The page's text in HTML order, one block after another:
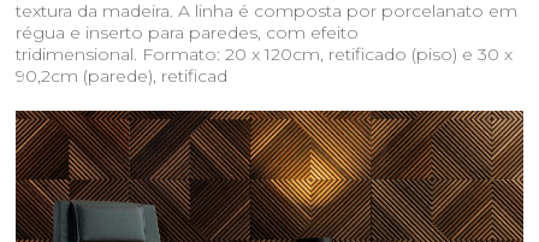
textura da madeira. A linha é composta por porcelanato em
régua e inserto para paredes, com efeito
tridimensional. Formato: 20 x 120cm, retificado (piso) e 30 x
90,2cm (parede), retificad